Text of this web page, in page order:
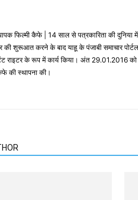
फिल्‍मी कैफे | 14 साल से पत्रकारिता की
की शुरूआत करने के बाद याहू के पंजाबी समाचार
राइटर के रूप में कार्य किया। अंत 29.01.2016
की स्‍थापना की।